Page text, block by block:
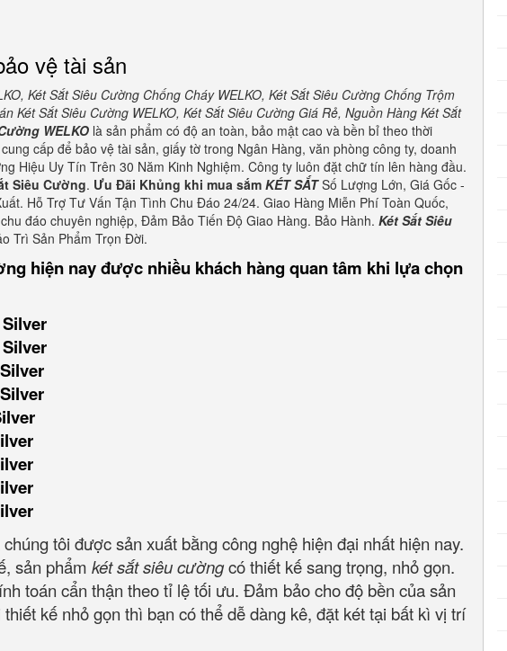
vệ tài sản
Két Sắt Siêu Cường Chống Cháy WELKO, Két Sắt Siêu Cường Chống Trộm
Két Sắt Siêu Cường WELKO, Két Sắt Siêu Cường Giá Rẻ, Nguồn Hàng Két Sắt
WELKO là sản phẩm có độ an toàn, bảo mật cao và bền bỉ theo thời
cấp để bảo vệ tài sản, giấy tờ trong Ngân Hàng, văn phòng công ty, doanh
Hiệu Uy Tín Trên 30 Năm Kinh Nghiệm. Công ty luôn đặt chữ tín lên hàng đầu.
Siêu Cường. Ưu Đãi Khủng khi mua sắm KÉT SẮTSố Lượng Lớn, Giá Gốc -
Hỗ Trợ Tư Vấn Tận Tình Chu Đáo 24/24. Giao Hàng Miễn Phí Toàn Quốc,
đáo chuyên nghiệp, Đảm Bảo Tiến Độ Giao Hàng. Bảo Hành. Két Sắt Siêu
Trì Sản Phẩm Trọn Đời.
hiện nay được nhiều khách hàng quan tâm khi lựa chọn
tôi được sản xuất bằng công nghệ hiện đại nhất hiện nay.
sản phẩm két sắt siêu cườngcó thiết kế sang trọng, nhỏ gọn.
toán cẩn thận theo tỉ lệ tối ưu. Đảm bảo cho độ bền của sản
kế nhỏ gọn thì bạn có thể dễ dàng kê, đặt két tại bất kì vị trí